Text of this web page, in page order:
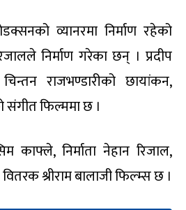
व्यानरमा निर्माण रहेको
निर्माण गरेका छन् । प्रदीप
राजभण्डारीको छायांकन,
संगीत फिल्ममा छ ।
काफ्ले, निर्माता नेहान रिजाल,
श्रीराम बालाजी फिल्म्स छ ।